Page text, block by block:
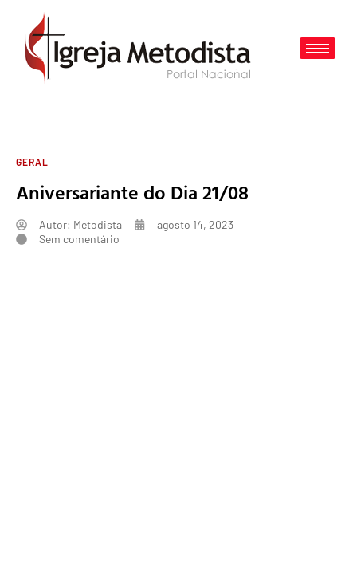
GERAL
Aniversariante do Dia 21/08
Autor: Metodista
agosto 14, 2023
Sem comentário